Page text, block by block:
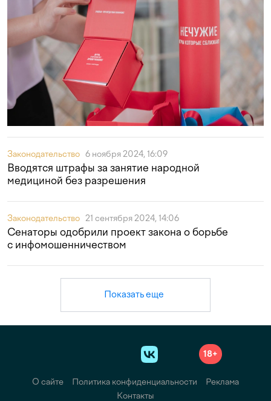
Законодательство 6 ноября 2024, 16:09
Вводятся штрафы за занятие народной
медициной без разрешения
Законодательство 21 сентября 2024, 14:06
Сенаторы одобрили проект закона о борьбе
с инфомошенничеством
Показать еще
18+
О сайте Политика конфиденциальности
Реклама
Контакты